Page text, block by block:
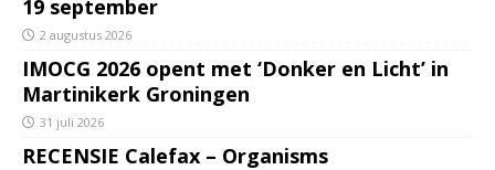
19 september
2 augustus 2026
IMOCG 2026 opent met ‘Donker en Licht’ in
Martinikerk Groningen
31 juli 2026
RECENSIE Calefax – Organisms